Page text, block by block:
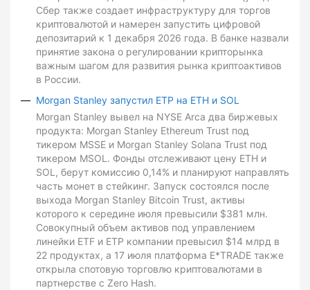
Сбер также создает инфраструктуру для торгов
криптовалютой и намерен запустить цифровой
депозитарий к 1 декабря 2026 года. В банке назвали
принятие закона о регулировании крипторынка
важным шагом для развития рынка криптоактивов
в России.
Morgan Stanley запустил ETP на ETH и SOL
Morgan Stanley вывел на NYSE Arca два биржевых
продукта: Morgan Stanley Ethereum Trust под
тикером MSSE и Morgan Stanley Solana Trust под
тикером MSOL. Фонды отслеживают цену ETH и
SOL, берут комиссию 0,14% и планируют направлять
часть монет в стейкинг. Запуск состоялся после
выхода Morgan Stanley Bitcoin Trust, активы
которого к середине июля превысили $381 млн.
Совокупный объем активов под управлением
линейки ETF и ETP компании превысил $14 млрд в
22 продуктах, а 17 июля платформа E*TRADE также
открыла спотовую торговлю криптовалютами в
партнерстве с Zero Hash.